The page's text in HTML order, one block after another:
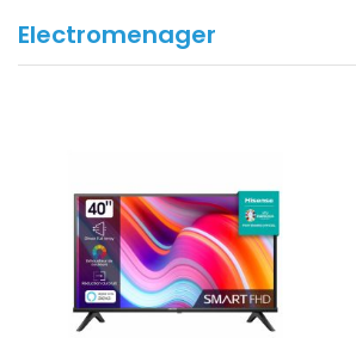
Electromenager